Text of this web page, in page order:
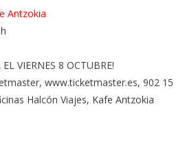
Antzokia
VIERNES 8 OCTUBRE!
www.ticketmaster.es, 902 15
Halcón Viajes, Kafe Antzokia